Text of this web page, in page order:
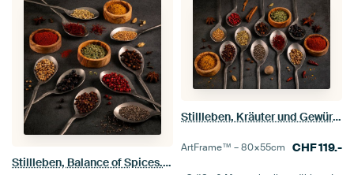
Stillleben, Balance of Spices. Kräuter und Gewürze vor dunklem Hintergrund
Stillleben, Kräuter und Gewürze vor dunklem Hintergrund
ArtFrame™ –80×55cm CHF119.-